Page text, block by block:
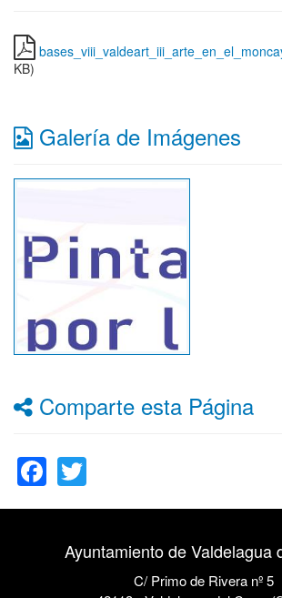
KB)
Galería de Imágenes
Comparte esta Página
Facebook
Ayuntamiento de Valdelagua
C/ Primo de Rivera nº 5